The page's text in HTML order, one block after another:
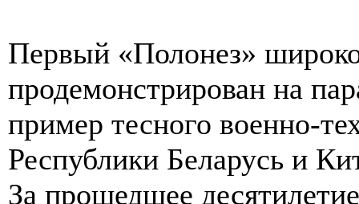
Первый «Полонез»
продемонстрирован на
пример тесного военно-
Республики Беларусь и
За прошедшее